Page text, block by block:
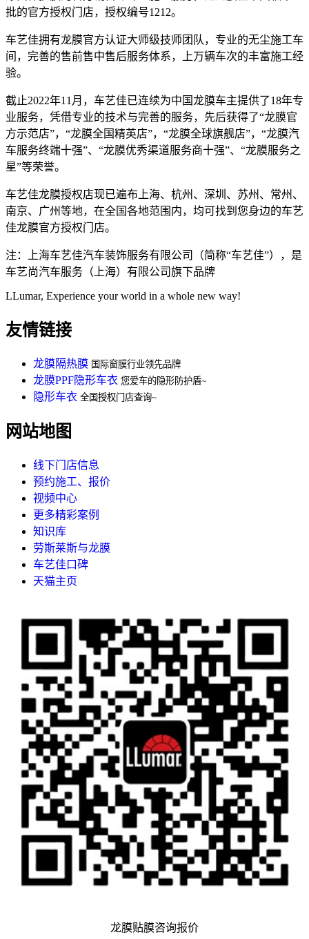
批的官方授权门店，授权编号1212。
车艺佳拥有龙膜官方认证大师级技师团队，专业的无尘施工车
间，完善的售前售中售后服务体系，上万辆车次的丰富施工经
验。
截止2022年11月，车艺佳已连续为中国龙膜车主提供了18年专
业服务，凭借专业的技术与完善的服务，先后获得了“龙膜官
方示范店”，“龙膜全国精英店”，“龙膜全球旗舰店”，“龙膜汽
车服务终端十强”、“龙膜优秀渠道服务商十强”、“龙膜服务之
星”等荣誉。
车艺佳龙膜授权店现已遍布上海、杭州、深圳、苏州、常州、
南京、广州等地，在全国各地范围内，均可找到您身边的车艺
佳龙膜官方授权门店。
注：上海车艺佳汽车装饰服务有限公司（简称“车艺佳”），是
车艺尚汽车服务（上海）有限公司旗下品牌
LLumar, Experience your world in a whole new way!
友情链接
龙膜隔热膜 国际窗膜行业领先品牌
龙膜PPF隐形车衣 您爱车的隐形防护盾~
隐形车衣 全国授权门店查询~
网站地图
线下门店信息
预约施工、报价
视频中心
更多精彩案例
知识库
劳斯莱斯与龙膜
车艺佳口碑
天猫主页
龙膜贴膜咨询报价